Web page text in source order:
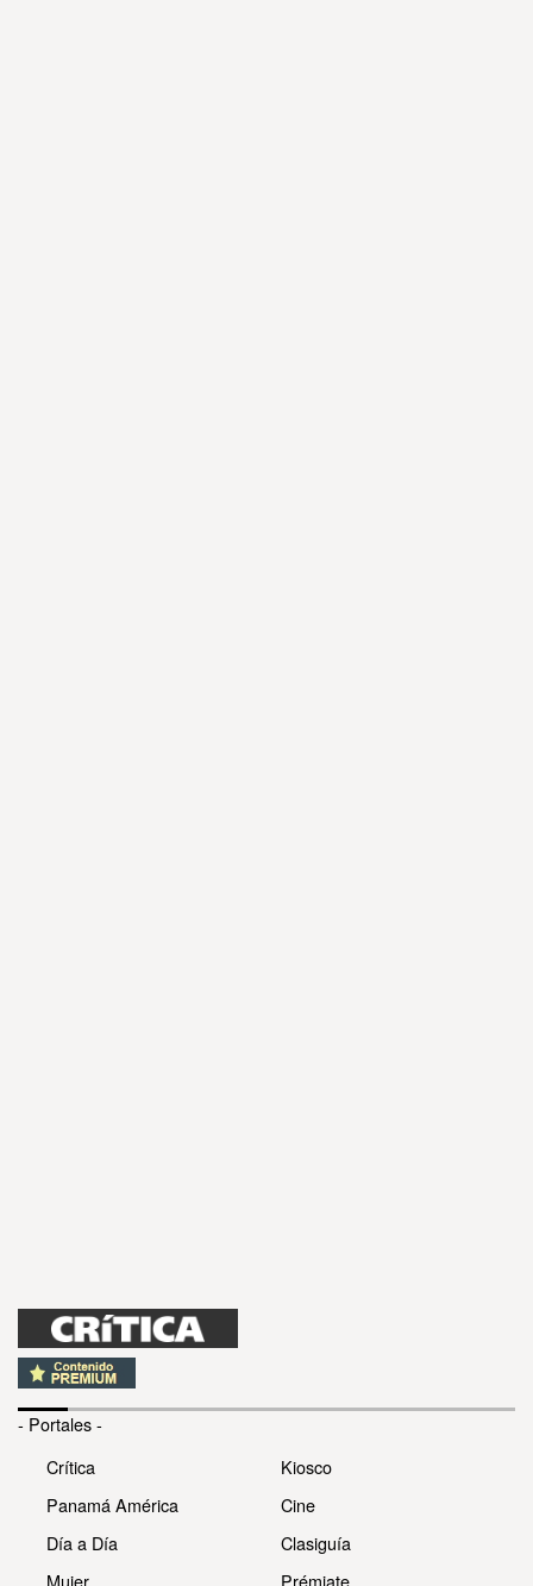
- Portales -
Crítica
Panamá América
Día a Día
Mujer
Kiosco
Cine
Clasiguía
Prémiate